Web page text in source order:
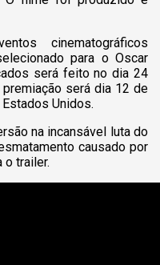
cinematográficos
para o Oscar
será feito no dia 24
será dia 12 de
Unidos.
na incansável luta do
causado por
o trailer.